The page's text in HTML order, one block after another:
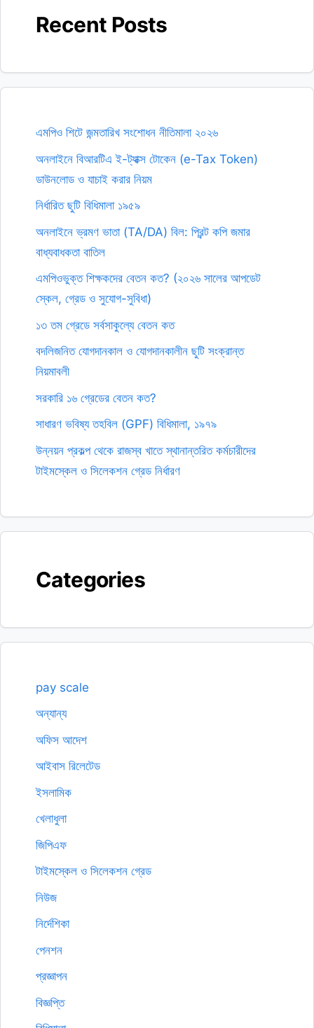
Recent Posts
এমপিও শিটে জন্মতারিখ সংশোধন নীতিমালা ২০২৬
অনলাইনে বিআরটিএ ই-ট্যাক্স টোকেন (e-Tax Token)
ডাউনলোড ও যাচাই করার নিয়ম
নির্ধারিত ছুটি বিধিমালা ১৯৫৯
অনলাইনে ভ্রমণ ভাতা (TA/DA) বিল: প্রিন্ট কপি জমার
বাধ্যবাধকতা বাতিল
এমপিওভুক্ত শিক্ষকদের বেতন কত? (২০২৬ সালের আপডেট
স্কেল, গ্রেড ও সুযোগ-সুবিধা)
১৩ তম গ্রেডে সর্বসাকুল্যে বেতন কত
বদলিজনিত যোগদানকাল ও যোগদানকালীন ছুটি সংক্রান্ত
নিয়মাবলী
সরকারি ১৬ গ্রেডের বেতন কত?
সাধারণ ভবিষ্য তহবিল (GPF) বিধিমালা, ১৯৭৯
উন্নয়ন প্রকল্প থেকে রাজস্ব খাতে স্থানান্তরিত কর্মচারীদের
টাইমস্কেল ও সিলেকশন গ্রেড নির্ধারণ
Categories
pay scale
অন্যান্য
অফিস আদেশ
আইবাস রিলেটেড
ইসলামিক
খেলাধুলা
জিপিএফ
টাইমস্কেল ও সিলেকশন গ্রেড
নিউজ
নির্দেশিকা
পেনশন
প্রজ্ঞাপন
বিজ্ঞপ্তি